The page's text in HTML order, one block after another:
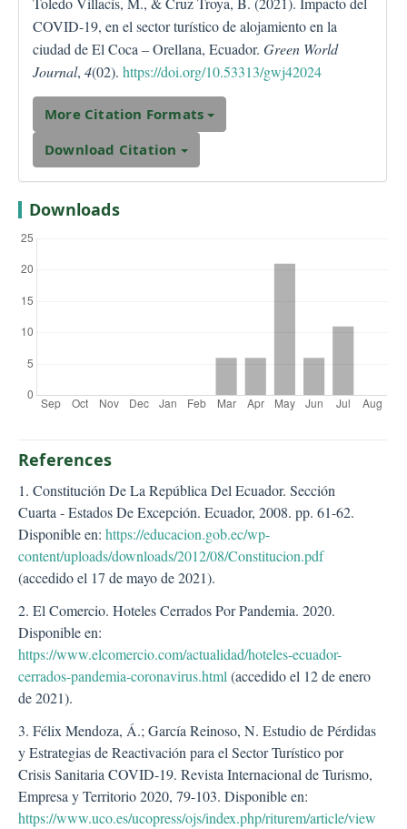
COVID-19, en el sector turístico de alojamiento en la
ciudad de El Coca – Orellana, Ecuador. Green World
Journal, 4(02). https://doi.org/10.53313/gwj42024
More Citation Formats
Download Citation
Downloads
References
1. Constitución De La República Del Ecuador. Sección
Cuarta - Estados De Excepción. Ecuador, 2008. pp. 61-62.
Disponible en: https://educacion.gob.ec/wp-
content/uploads/downloads/2012/08/Constitucion.pdf
(accedido el 17 de mayo de 2021).
2. El Comercio. Hoteles Cerrados Por Pandemia. 2020.
Disponible en:
https://www.elcomercio.com/actualidad/hoteles-ecuador-
cerrados-pandemia-coronavirus.html (accedido el 12 de enero
de 2021).
3. Félix Mendoza, Á.; García Reinoso, N. Estudio de Pérdidas
y Estrategias de Reactivación para el Sector Turístico por
Crisis Sanitaria COVID-19. Revista Internacional de Turismo,
Empresa y Territorio 2020, 79-103. Disponible en:
https://www.uco.es/ucopress/ojs/index.php/riturem/article/view